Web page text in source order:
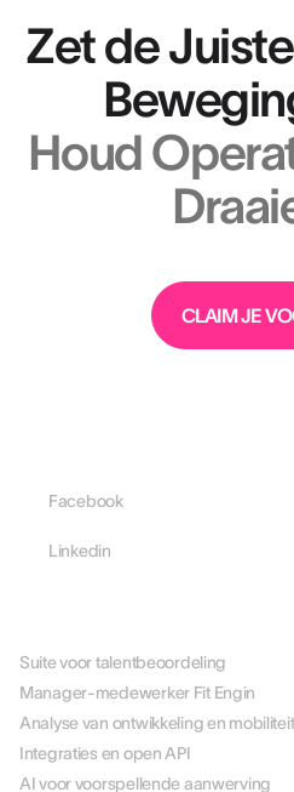
Zet de
Houd
CLAIM JE
Facebook
Linkedin
Suite voor talentbeoordeling
Manager-medewerker Fit Engin
Analyse van ontwikkeling en mobiliteit
Integraties en open API
AI voor voorspellende aanwerving